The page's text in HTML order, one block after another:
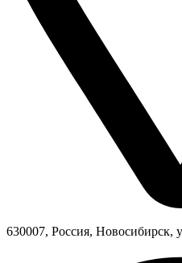
630007, Россия, Новосибирск,